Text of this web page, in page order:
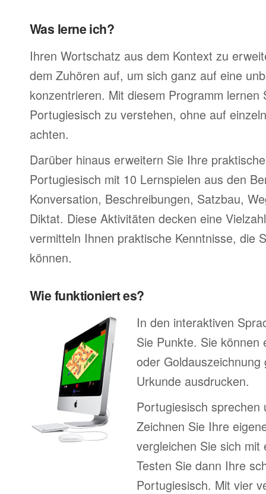
Was lerne ich?
Ihren Wortschatz aus dem Kontext zu
dem Zuhören auf, um sich ganz auf eine
konzentrieren. Mit diesem Programm lernen
Portugiesisch zu verstehen, ohne auf
achten.
Darüber hinaus erweitern Sie Ihre
Portugiesisch mit 10 Lernspielen aus den
Konversation, Beschreibungen, Satzbau,
Diktat. Diese Aktivitäten decken eine
vermitteln Ihnen praktische Kenntnisse, die
können.
Wie funktioniert es?
In den interaktiven
Sie Punkte. Sie können
oder
Urkunde ausdrucken.
Portugiesisch sprechen
Zeichnen Sie Ihre
vergleichen Sie sich
Testen Sie dann Ihre
Portugiesisch. Mit vier